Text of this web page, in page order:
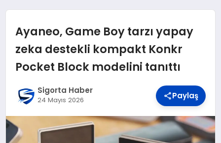
EKONOMI
BILIM VE TEKNOLOJI
Ayaneo, Game Boy tarzı yapay
zeka destekli kompakt Konkr
Pocket Block modelini tanıttı
Sigorta Haber
24 Mayıs 2026 Paylaş